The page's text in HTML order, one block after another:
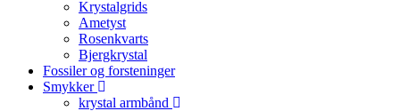
Krystalgrids
Ametyst
Rosenkvarts
Bjergkrystal
Fossiler og forsteninger
Smykker
krystal armbånd